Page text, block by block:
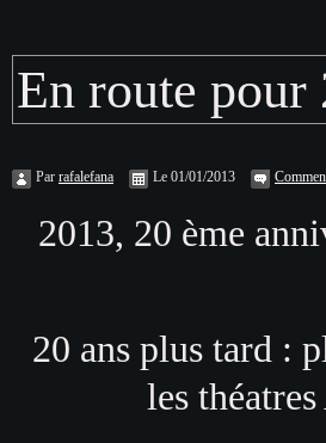
En route pour
Par rafalefana Le 01/01/2013
2013, 20 ème
20 ans plus tard :
les